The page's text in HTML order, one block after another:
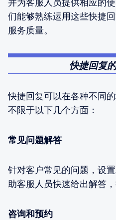
并为客服人员提供相应的
们能够熟练运用这些快捷
服务质量。
快捷回复
快捷回复可以在各种不同
不限于以下几个方面：
常见问题解答
针对客户常见的问题，设
助客服人员快速给出解答，
咨询和预约